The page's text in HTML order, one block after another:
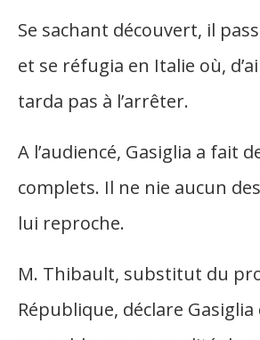
Se sachant découvert, il
et se réfugia en Italie où,
tarda pas à l’arrêter.
A l’audiencé, Gasiglia a fait
complets. Il ne nie aucun
lui reproche.
M. Thibault, substitut du
République, déclare